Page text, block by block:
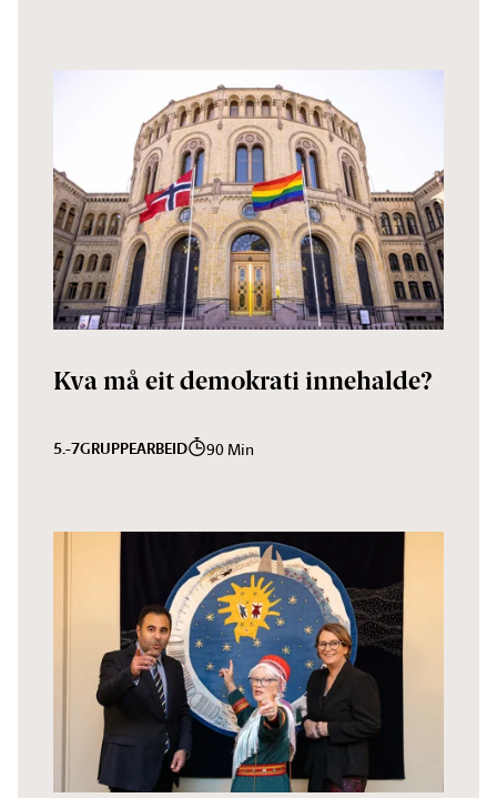
Kva må eit demokrati innehalde?
5.-7GRUPPEARBEID 90 Min